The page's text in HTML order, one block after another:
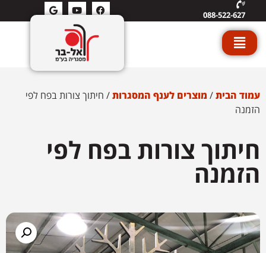
088-522-627
עמוד הבית/מוצרים לענף המסגרות/ חיתוך צורות בפח לפי
הזמנה
חיתוך צורות בפח לפי
הזמנה